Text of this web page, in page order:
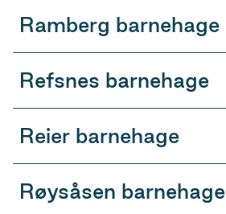
Ramberg barnehage
Refsnes barnehage
Reier barnehage
Røysåsen barnehage